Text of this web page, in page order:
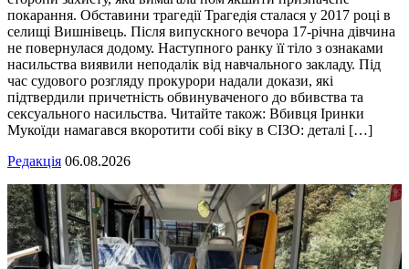
покарання. Обставини трагедії Трагедія сталася у 2017 році в
селищі Вишнівець. Після випускного вечора 17-річна дівчина
не повернулася додому. Наступного ранку її тіло з ознаками
насильства виявили неподалік від навчального закладу. Під
час судового розгляду прокурори надали докази, які
підтвердили причетність обвинуваченого до вбивства та
сексуального насильства. Читайте також: Вбивця Іринки
Мукоїди намагався вкоротити собі віку в СІЗО: деталі […]
Редакція 06.08.2026